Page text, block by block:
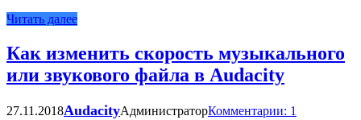
Читать далее
Как изменить скорость музыкального
или звукового файла в Audacity
27.11.2018AudacityАдминистраторКомментарии: 1